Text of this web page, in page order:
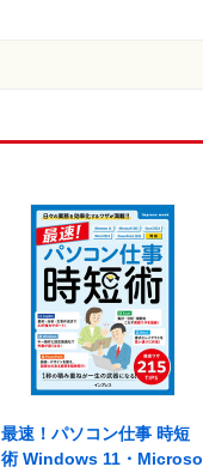
最速！パソコン仕事 時短
術 Windows 11・Microso